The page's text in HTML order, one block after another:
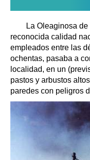
La Oleaginosa de
reconocida calidad
empleados entre las
ochentas, pasaba a
localidad, en un
pastos y arbustos
paredes con peligros